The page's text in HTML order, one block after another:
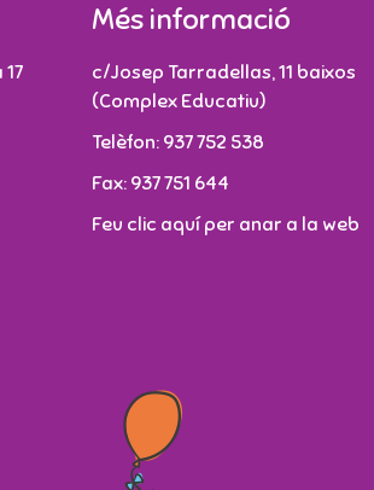
Més informació
c/Josep Tarradellas, 11 baixos
(Complex Educatiu)
Telèfon: 937 752 538
Fax: 937 751 644
Feu clic aquí per anar a la web